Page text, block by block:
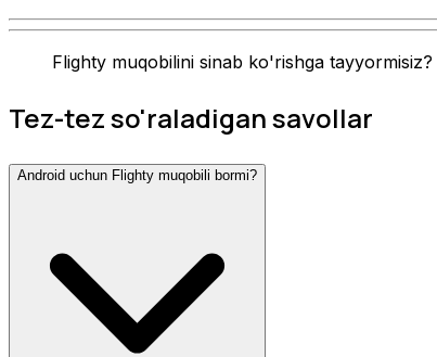
Flighty muqobilini sinab ko'rishga tayyormisiz?
Tez-tez so'raladigan savollar
Android uchun Flighty muqobili bormi?